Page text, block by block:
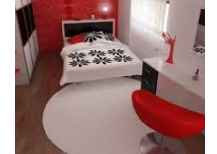
tường?